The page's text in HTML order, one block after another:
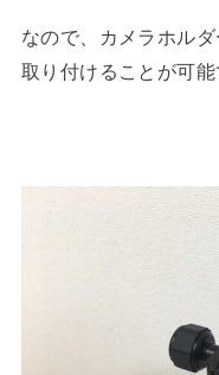
なので、カメラホル
取り付けることが可能